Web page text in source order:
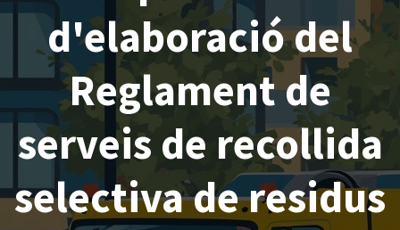
d'elaboració del
Reglament de
serveis de recollida
selectiva de residus